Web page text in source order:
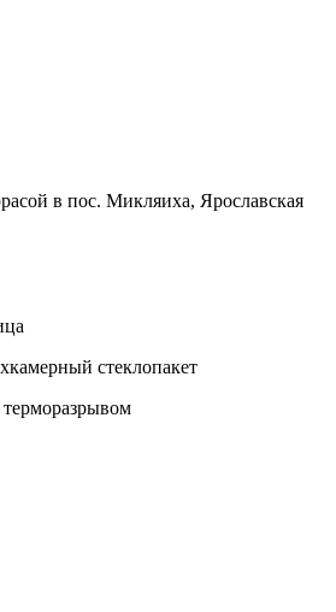
в пос. Микляиха, Ярославская
стеклопакет
терморазрывом